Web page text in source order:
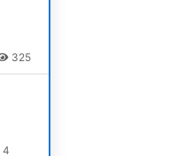
325
4